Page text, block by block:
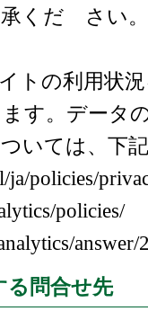
承くだ さい。
トの利用状
す。データ
ては、下記
policies/
policies/
る問合せ先